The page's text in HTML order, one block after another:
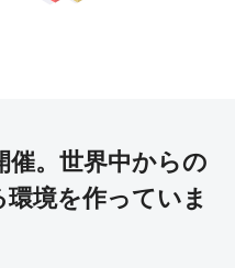
。 世界中からの
境を作っていま